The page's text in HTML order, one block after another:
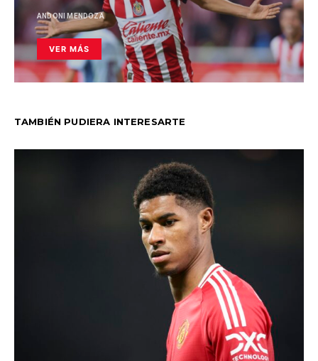
ANDONI MENDOZA
VER MÁS
TAMBIÉN PUDIERA INTERESARTE